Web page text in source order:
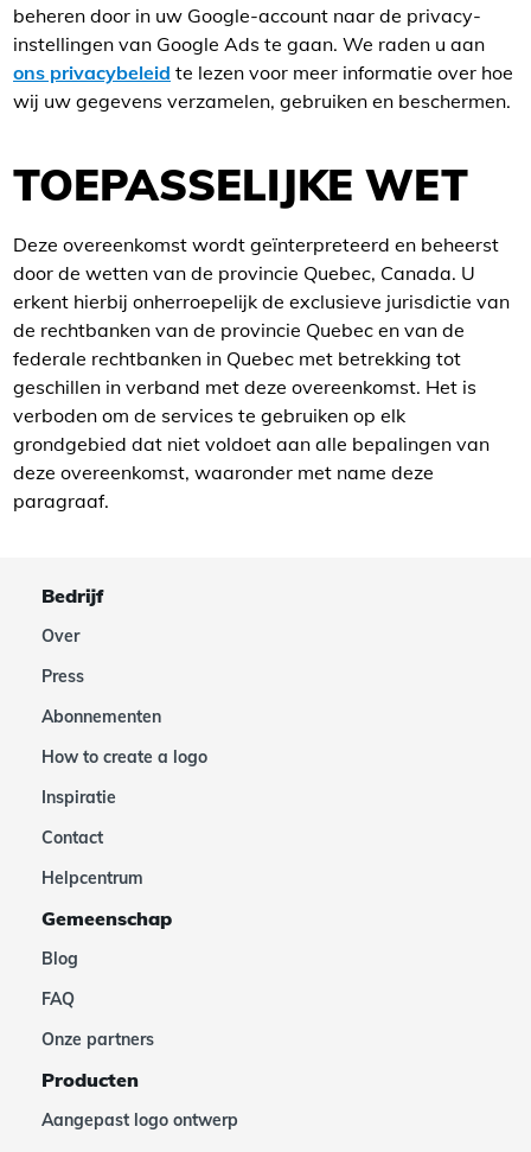
beheren door in uw Google-account naar de privacy-
instellingen van Google Ads te gaan. We raden u aan
ons privacybeleid te lezen voor meer informatie over hoe
wij uw gegevens verzamelen, gebruiken en beschermen.
TOEPASSELIJKE WET
Deze overeenkomst wordt geïnterpreteerd en beheerst
door de wetten van de provincie Quebec, Canada. U
erkent hierbij onherroepelijk de exclusieve jurisdictie van
de rechtbanken van de provincie Quebec en van de
federale rechtbanken in Quebec met betrekking tot
geschillen in verband met deze overeenkomst. Het is
verboden om de services te gebruiken op elk
grondgebied dat niet voldoet aan alle bepalingen van
deze overeenkomst, waaronder met name deze
paragraaf.
Bedrijf
Over
Press
Abonnementen
How to create a logo
Inspiratie
Contact
Helpcentrum
Gemeenschap
Blog
FAQ
Onze partners
Producten
Aangepast logo ontwerp